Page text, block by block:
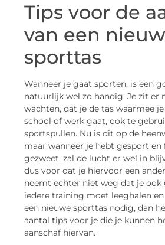
Tips voor de
van een
sporttas
Wanneer je gaat sporten, is een
natuurlijk wel zo handig. Je zit er
wachten, dat je de tas waarmee
school of werk gaat, ook te
sportspullen. Nu is dit op de
maar wanneer je hebt gesport en
gezweet, zal de lucht er wel in
dus voor dat je hiervoor een
neemt echter niet weg dat je ook
iedere training moet leeghalen
een nieuwe sporttas nodig, dan
aantal tips voor je die je kunnen
aanschaf hiervan.